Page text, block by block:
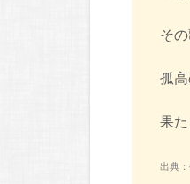
そ
孤
果
出典